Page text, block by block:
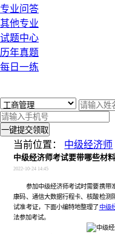
专业问答
其他专业
试题中心
历年真题
每日一练
一键提交领取
当前位置： 中级经济师
中级经济师考试要带哪些材料
2022-10-24 14:45
参加中级经济师考试时需要携带
康码、通信大数据行程卡、核酸检测
试准考证，下面小编特地整理了 中级
法参加考试。